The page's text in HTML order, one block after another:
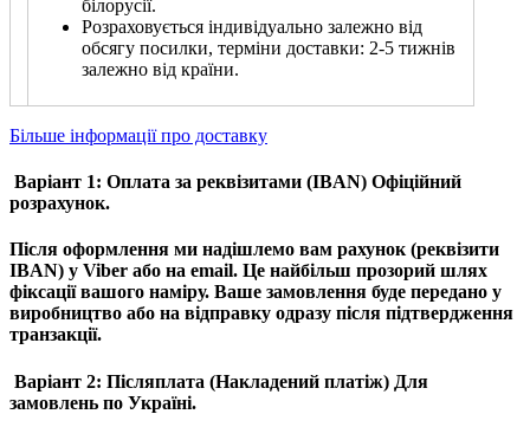
білорусії.
Розраховується індивідуально залежно від
обсягу посилки, терміни доставки: 2-5 тижнів
залежно від країни.
Більше інформації про доставку
Варіант 1: Оплата за реквізитами (IBAN) Офіційний
розрахунок.
Після оформлення ми надішлемо вам рахунок (реквізити
IBAN) у Viber або на email. Це найбільш прозорий шлях
фіксації вашого наміру. Ваше замовлення буде передано у
виробництво або на відправку одразу після підтвердження
транзакції.
Варіант 2: Післяплата (Накладений платіж) Для
замовлень по Україні.